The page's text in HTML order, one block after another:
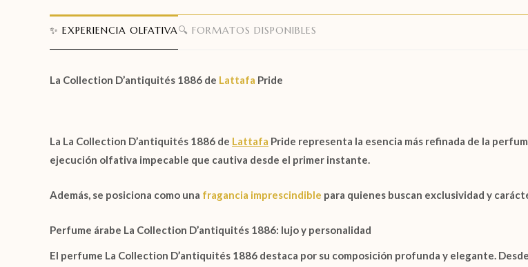
✨ EXPERIENCIA OLFATIVA🔍 FORMATOS DISPONIBLES
La Collection D’antiquités 1886 de Lattafa Pride
La La Collection D’antiquités 1886 de Lattafa Pride representa la esencia más refinada de la
ejecución olfativa impecable que cautiva desde el primer instante.
Además, se posiciona como una fragancia imprescindible para quienes buscan exclusividad y
Perfume árabe La Collection D’antiquités 1886: lujo y personalidad
El perfume La Collection D’antiquités 1886 destaca por su composición profunda y elegante.